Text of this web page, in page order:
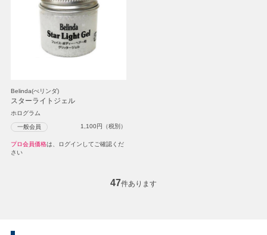
Belinda(べリンダ)
スターライトジェル
ホログラム
一般会員 1,100円（税別）
プロ会員価格は、ログインしてご確認くだ
さい
47件あります